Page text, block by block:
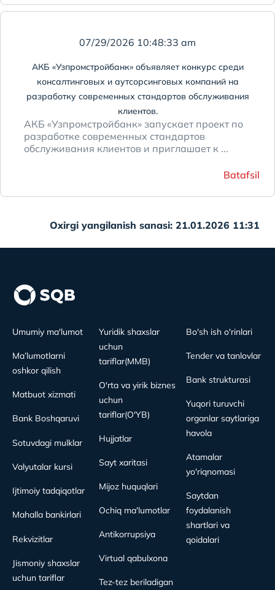
07/29/2026 10:48:33 am
АКБ «Узпромстройбанк» объявляет конкурс среди
консалтинговых и аутсорсинговых компаний на
разработку современных стандартов обслуживания
клиентов.
АКБ «Узпромстройбанк» запускает проект по
разработке современных стандартов
обслуживания клиентов и приглашает к ...
Batafsil
Oxirgi yangilanish sanasi: 21.01.2026 11:31
Umumiy ma'lumot
Ma’lumotlarni
oshkor qilish
Matbuot xizmati
Bank Boshqaruvi
Sotuvdagi mulklar
Valyutalar kursi
Ijtimoiy tadqiqotlar
Mahalla bankirlari
Rekvizitlar
Jismoniy shaxslar
uchun tariflar
Yuridik shaxslar
uchun
tariflar(MMB)
O'rta va yirik biznes
uchun
tariflar(O'YB)
Hujjatlar
Sayt xaritasi
Mijoz huquqlari
Ochiq ma'lumotlar
Antikorrupsiya
Virtual qabulxona
Tez-tez beriladigan
Bo'sh ish o'rinlari
Tender va tanlovlar
Bank strukturasi
Yuqori turuvchi
organlar saytlariga
havola
Atamalar
yo'riqnomasi
Saytdan
foydalanish
shartlari va
qoidalari